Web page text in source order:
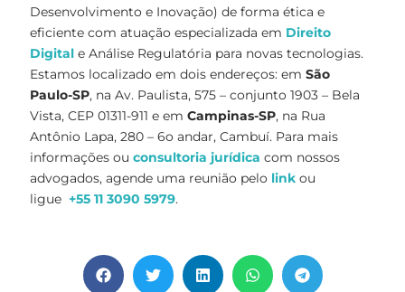
Desenvolvimento e Inovação) de forma ética e
eficiente com atuação especializada em Direito
Digital e Análise Regulatória para novas tecnologias.
Estamos localizado em dois endereços: em São
Paulo-SP, na Av. Paulista, 575 – conjunto 1903 – Bela
Vista, CEP 01311-911 e em Campinas-SP, na Rua
Antônio Lapa, 280 – 6o andar, Cambuí. Para mais
informações ou consultoria jurídica com nossos
advogados, agende uma reunião pelo link ou
ligue +55 11 3090 5979.